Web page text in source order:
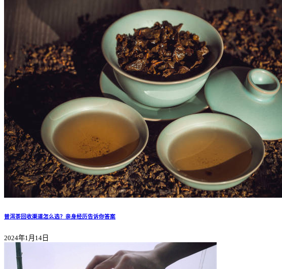
普洱茶回收渠道怎么选？亲身经历告诉你答案
2024年1月14日